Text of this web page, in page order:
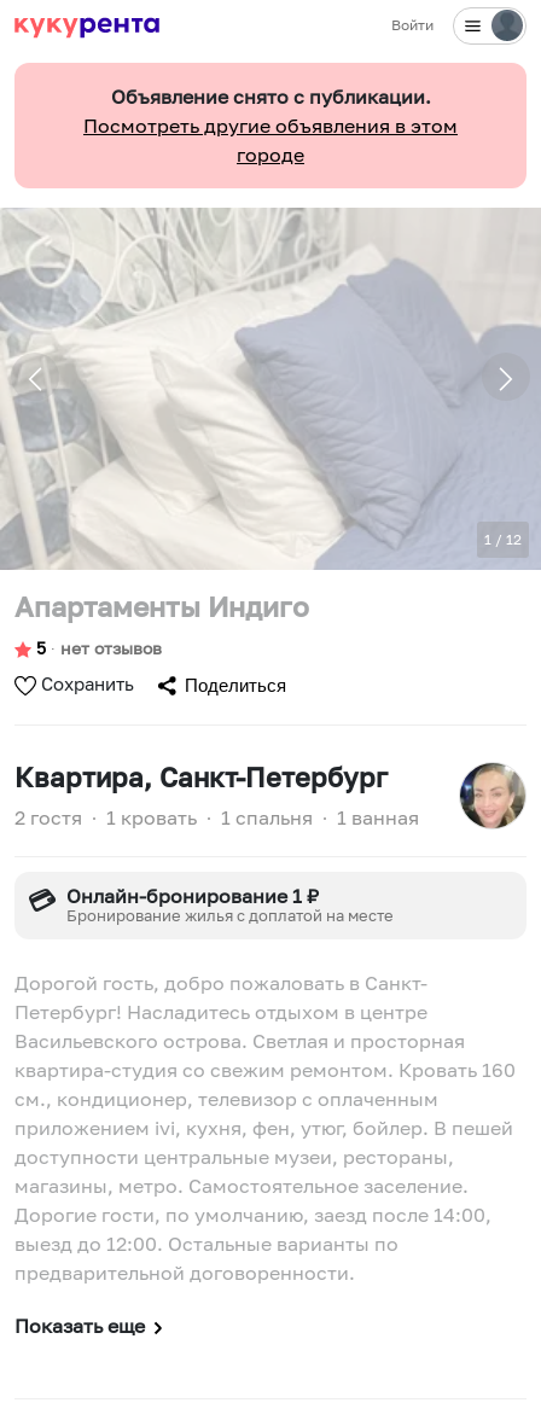
Войти
Объявление снято с публикации.
Посмотреть другие объявления в этом
городе
1 / 12
Апартаменты Индиго
5 ∙ нет отзывов
Сохранить Поделиться
Квартира, Санкт-Петербург
2 гостя ∙ 1 кровать ∙ 1 спальня ∙ 1 ванная
💳 Онлайн-бронирование 1 ₽
Бронирование жилья с доплатой на месте
Дорогой гость, добро пожаловать в Санкт-
Петербург! Насладитесь отдыхом в центре
Васильевского острова. Светлая и просторная
квартира-студия со свежим ремонтом. Кровать 160
см., кондиционер, телевизор с оплаченным
приложением ivi, кухня, фен, утюг, бойлер. В пешей
доступности центральные музеи, рестораны,
магазины, метро. Самостоятельное заселение.
Дорогие гости, по умолчанию, заезд после 14:00,
выезд до 12:00. Остальные варианты по
предварительной договоренности.
Показать еще